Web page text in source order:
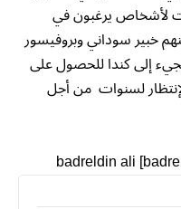
لأشخاص يرغبون في
خبير سوداني وبروفيسور
إلى كندا للحصول على
لسنوات من أجل
badreldin ali